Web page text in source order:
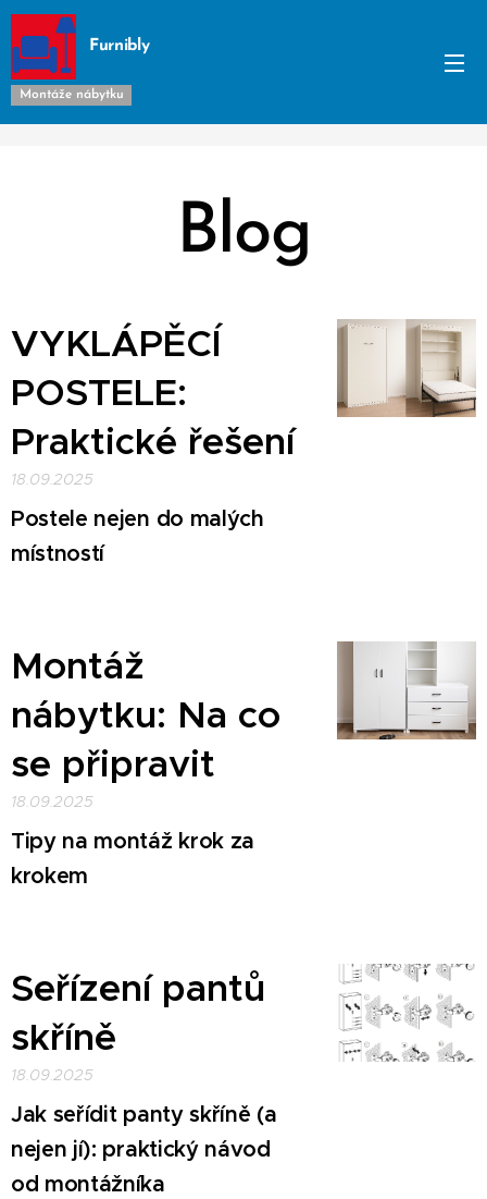
Furnibly
Montáže nábytku
Blog
VYKLÁPĚCÍ
POSTELE:
Praktické řešení
18.09.2025
Postele nejen do malých
místností
Montáž
nábytku: Na co
se připravit
18.09.2025
Tipy na montáž krok za
krokem
Seřízení pantů
skříně
18.09.2025
Jak seřídit panty skříně (a
nejen jí): praktický návod
od montážníka